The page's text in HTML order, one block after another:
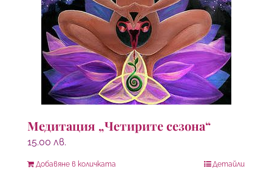
Медитация „Четирите сезона“
15.00 лв.
Добавяне в количката Детайли